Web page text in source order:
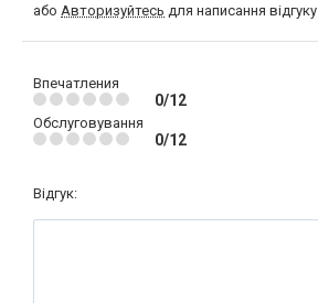
або Авторизуйтесь для написання відгуку
Впечатления
0/12
Обслуговування
0/12
Відгук: